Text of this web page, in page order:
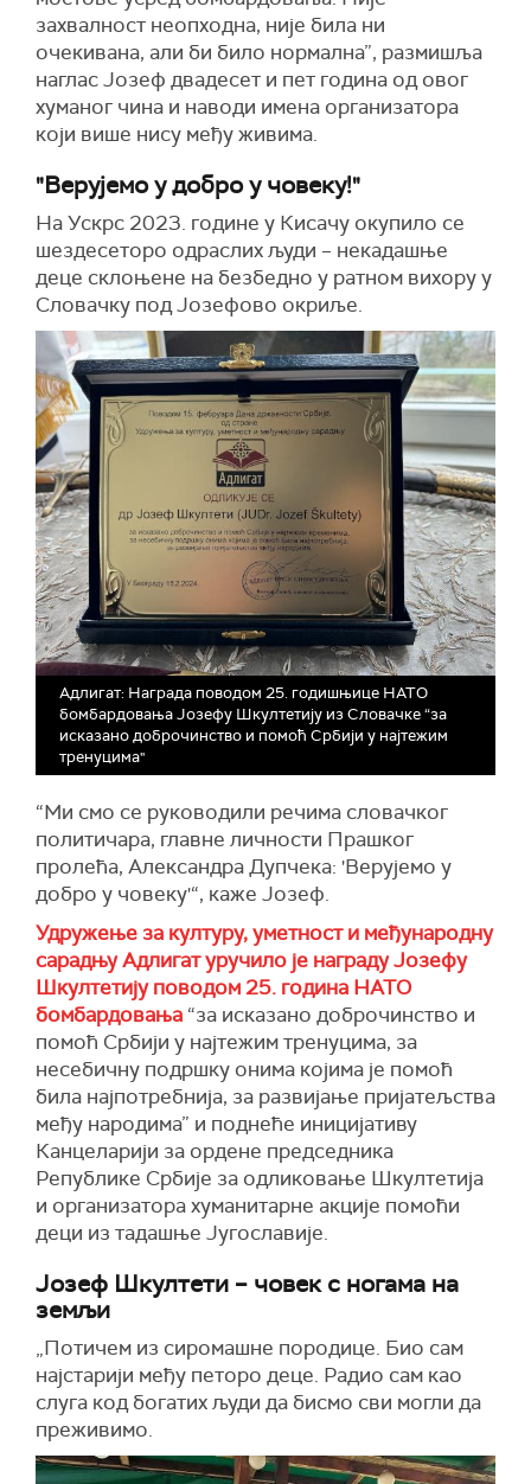
захвалност неопходна, није била ни
очекивана, али би било нормална”, размишља
наглас Јозеф двадесет и пет година од овог
хуманог чина и наводи имена организатора
који више нису међу живима.
"Верујемо у добро у човеку!"
На Ускрс 2023. године у Кисачу окупило се
шездесеторо одраслих људи – некадашње
деце склоњене на безбедно у ратном вихору у
Словачку под Јозефово окриље.
Адлигат: Награда поводом 25. годишњице НАТО
бомбардовања Јозефу Шкултетију из Словачке “за
исказано доброчинство и помоћ Србији у најтежим
тренуцима"
“Ми смо се руководили речима словачког
политичара, главне личности Прашког
пролећа, Александра Дупчека: 'Верујемо у
добро у човеку'“, каже Јозеф.
Удружење за културу, уметност и међународну
сарадњу Адлигат уручило је награду Јозефу
Шкултетију поводом 25. година НАТО
бомбардовања “за исказано доброчинство и
помоћ Србији у најтежим тренуцима, за
несебичну подршку онима којима је помоћ
била најпотребнија, за развијање пријатељства
међу народима” и поднеће иницијативу
Канцеларији за ордене председника
Републике Србије за одликовање Шкултетија
и организатора хуманитарне акције помоћи
деци из тадашње Југославије.
Јозеф Шкултети – човек с ногама на
земљи
„Потичем из сиромашне породице. Био сам
најстарији међу петоро деце. Радио сам као
слуга код богатих људи да бисмо сви могли да
преживимо.